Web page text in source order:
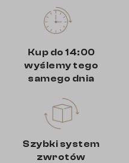
Kup do 14:00
wyślemy tego
samego dnia
Szybki system
zwrotów